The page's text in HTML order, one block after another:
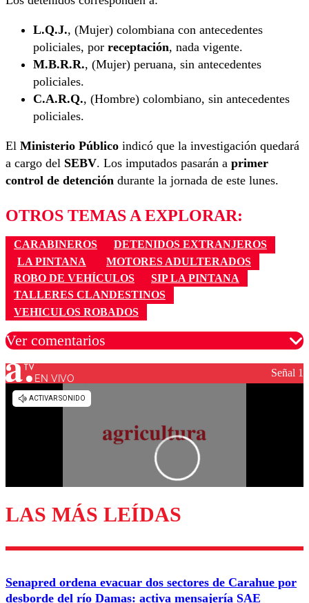
L.Q.J., (Mujer) colombiana con antecedentes
policiales, por receptación, nada vigente.
M.B.R.R., (Mujer) peruana, sin antecedentes
policiales.
C.A.R.Q., (Hombre) colombiano, sin antecedentes
policiales.
El Ministerio Público indicó que la investigación quedará
a cargo del SEBV. Los imputados pasarán a primer
control de detención durante la jornada de este lunes.
OTROS TEMAS A EXPLORAR:
CARABINEROS
DETENIDOS EXTRANJEROS
LA PINTANA
MOTORES ADULTERADOS
ROBO DE VEHÍCULOS
SIP LA PINTANA
TALLERES CLANDESTINOS
VEHICULOS ROBADOS
Ver comentarios
Los comentarios son moderados para garantizar un
Enviar comentario
EN VIVO Señal 1
LAS MÁS LEÍDAS
Senapred ordena evacuar dos sectores de Carahue por
desborde del río Damas: activa mensajería SAE